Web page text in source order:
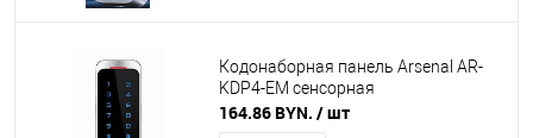
Кодонаборная панель Arsenal AR-
KDP4-EM сенсорная
164.86 BYN. / шт